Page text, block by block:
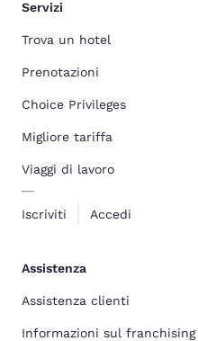
Servizi
Trova un hotel
Prenotazioni
Choice Privileges
Migliore tariffa
Viaggi di lavoro
Iscriviti Accedi
Assistenza
Assistenza clienti
Informazioni sul franchising